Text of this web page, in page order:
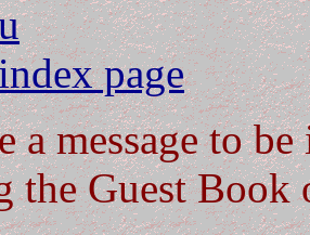
page
a message to
the Guest Book